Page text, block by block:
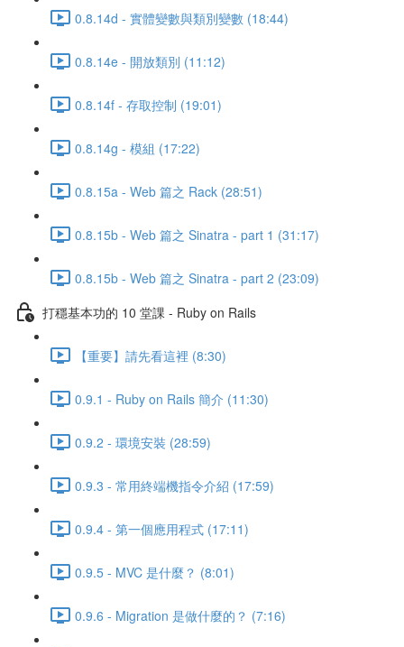
0.8.14d - 實體變數與類別變數 (18:44)
0.8.14e - 開放類別 (11:12)
0.8.14f - 存取控制 (19:01)
0.8.14g - 模組 (17:22)
0.8.15a - Web 篇之 Rack (28:51)
0.8.15b - Web 篇之 Sinatra - part 1 (31:17)
0.8.15b - Web 篇之 Sinatra - part 2 (23:09)
打穩基本功的 10 堂課 - Ruby on Rails
【重要】請先看這裡 (8:30)
0.9.1 - Ruby on Rails 簡介 (11:30)
0.9.2 - 環境安裝 (28:59)
0.9.3 - 常用終端機指令介紹 (17:59)
0.9.4 - 第一個應用程式 (17:11)
0.9.5 - MVC 是什麼？ (8:01)
0.9.6 - Migration 是做什麼的？ (7:16)